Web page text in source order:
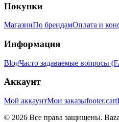
Покупки
МагазинПо брендамОплата и
Информация
BlogЧасто задаваемые вопросы
Аккаунт
Мой аккаунтМои заказыfooter.cart
© 2026 Все права защищены.